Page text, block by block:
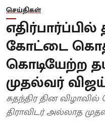
செய்திகள்
கோட்டை
கொடியேற்ற
முதல்வர்
சுதந்திர தின
திராவிடர் அல்லாத